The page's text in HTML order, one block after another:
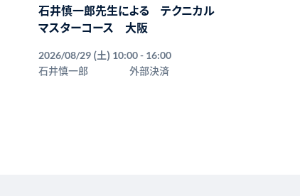
石井慎一郎先生による テクニカル
マスターコース 大阪
2026/08/29 (土) 10:00 - 16:00
石井慎一郎 外部決済